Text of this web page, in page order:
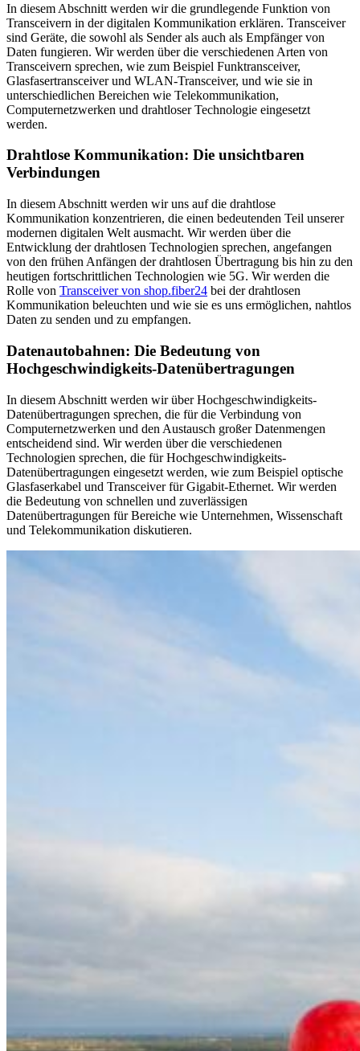
In diesem Abschnitt werden wir die grundlegende Funktion von
Transceivern in der digitalen Kommunikation erklären. Transceiver
sind Geräte, die sowohl als Sender als auch als Empfänger von
Daten fungieren. Wir werden über die verschiedenen Arten von
Transceivern sprechen, wie zum Beispiel Funktransceiver,
Glasfasertransceiver und WLAN-Transceiver, und wie sie in
unterschiedlichen Bereichen wie Telekommunikation,
Computernetzwerken und drahtloser Technologie eingesetzt
werden.
Drahtlose Kommunikation: Die unsichtbaren
Verbindungen
In diesem Abschnitt werden wir uns auf die drahtlose
Kommunikation konzentrieren, die einen bedeutenden Teil unserer
modernen digitalen Welt ausmacht. Wir werden über die
Entwicklung der drahtlosen Technologien sprechen, angefangen
von den frühen Anfängen der drahtlosen Übertragung bis hin zu den
heutigen fortschrittlichen Technologien wie 5G. Wir werden die
Rolle von Transceiver von shop.fiber24 bei der drahtlosen
Kommunikation beleuchten und wie sie es uns ermöglichen, nahtlos
Daten zu senden und zu empfangen.
Datenautobahnen: Die Bedeutung von
Hochgeschwindigkeits-Datenübertragungen
In diesem Abschnitt werden wir über Hochgeschwindigkeits-
Datenübertragungen sprechen, die für die Verbindung von
Computernetzwerken und den Austausch großer Datenmengen
entscheidend sind. Wir werden über die verschiedenen
Technologien sprechen, die für Hochgeschwindigkeits-
Datenübertragungen eingesetzt werden, wie zum Beispiel optische
Glasfaserkabel und Transceiver für Gigabit-Ethernet. Wir werden
die Bedeutung von schnellen und zuverlässigen
Datenübertragungen für Bereiche wie Unternehmen, Wissenschaft
und Telekommunikation diskutieren.